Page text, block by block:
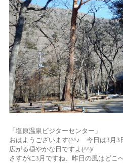
「塩原温泉ビジターセンター」
おはようございます(^^♪ 今日は3月3
広がる穏やかな日ですよ(^^)/
さすがに3月ですね、昨日の風はどこ